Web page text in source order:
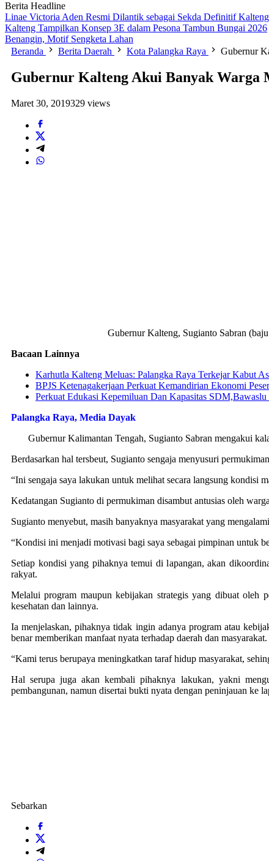
Berita Headline
Linae Victoria Aden Resmi Dilantik sebagai Sekda Definitif
Kalteng Tampilkan Konsep 3E dalam Pesona Tambun Bungai 2026
Benangin, Motif Sengketa Lahan
Beranda
Berita Daerah Kota Palangka Raya Gubernur
Gubernur Kalteng Akui Banyak Warga
Maret 30, 2019329 views
Gubernur Kalteng, Sugianto Sabran
Bacaan Lainnya
Karhutla Kalteng Meluas: Palangka Raya Terkejar Kabut
BPJS Ketenagakerjaan Perkuat Kemandirian Ekonomi
Perkuat Edukasi Kepemiluan Dan Kapasitas
Palangka Raya, Media Dayak
Gubernur Kalimantan Tengah, Sugianto Sabran mengakui
Berdasarkan hal tersbeut, Sugianto sengaja menyusuri
“Ini sengaja saya lakukan untuk melihat secara langsung kondisi
Kedatangan Sugianto di permukiman disambut antusias oleh
Sugianto menyebut, masih banyaknya masyarakat yang
“Kondisi ini menjadi motivasi bagi saya sebagai pimpinan untuk
Setiap kondisi yang pihaknya temui di lapangan, akan
rakyat.
Melalui program maupun kebijakan strategis yang dibuat oleh
kesehatan dan lainnya.
Ia menjelaskan, pihaknya tidak ingin adanya program atau
benar memberikan manfaat nyata terhadap daerah dan masyarakat.
“Kami terus berupaya meningkatkan taraf hidup masyarakat,
Hal serupa juga akan kembali pihaknya lakukan, yakni
pembangunan, namun disertai bukti nyata dengan peninjauan ke
Sebarkan